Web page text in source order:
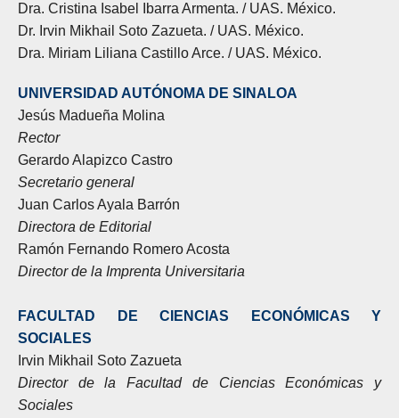
Dra. Cristina Isabel Ibarra Armenta. / UAS. México.
Dr. Irvin Mikhail Soto Zazueta. / UAS. México.
Dra. Miriam Liliana Castillo Arce. / UAS. México.
UNIVERSIDAD AUTÓNOMA DE SINALOA
Jesús Madueña Molina
Rector
Gerardo Alapizco Castro
Secretario general
Juan Carlos Ayala Barrón
Directora de Editorial
Ramón Fernando Romero Acosta
Director de la Imprenta Universitaria
FACULTAD DE CIENCIAS ECONÓMICAS Y
SOCIALES
Irvin Mikhail Soto Zazueta
Director de la Facultad de Ciencias Económicas y
Sociales